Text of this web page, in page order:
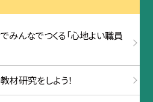
みんなでつくる「心地よい職員
材研究をしよう！